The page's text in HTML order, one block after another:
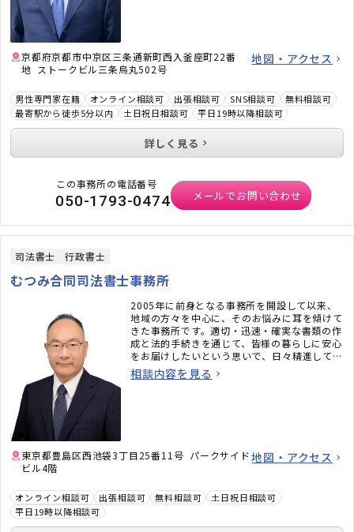
京都府京都市中京区三条通新町西入釜座町22番
地 ストークビル三条烏丸502号
地図・アクセス
男性専門家在籍 オンライン相談可 出張相談可 SNS相談可
無料相談可
最寄駅から徒歩5分以内
土日祝日相談可 平日19時以降相談可
詳しく見る
この事務所の電話番号
050-1793-0474 メールでお問い合わせ
司法書士 行政書士
むつみ合同司法書士事務所
2005年に前身となる事務所を開設して以来、
地域の方々を中心に、そのお悩みに耳を傾けて
きた事務所です。適切・迅速・確実な書類の作
成と法的手続きを通じて、皆様の暮らしに安心
をお届けしたいという思いで、日々精進してお
ります 。
相談内容を見る
東京都豊島区西池袋3丁目25番11号 パークサイド
ビル4階
地図・アクセス
オンライン相談可 出張相談可 無料相談可
土日祝日相談可
平日19時以降相談可